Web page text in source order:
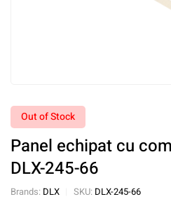
Out of Stock
Panel echipat cu
DLX-245-66
Brands: DLX SKU: DLX-245-66